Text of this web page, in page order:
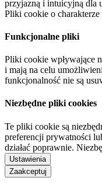
przyjazną i intuicyjną dla
Pliki cookie o
Funkcjonalne pliki
Pliki cookie wpływające
i mają na celu
funkcjonalność nie są
Niezbędne pliki cookies
Te pliki cookie są
preferencji prywatności
działać poprawnie.
Ustawienia
Zaakceptuj